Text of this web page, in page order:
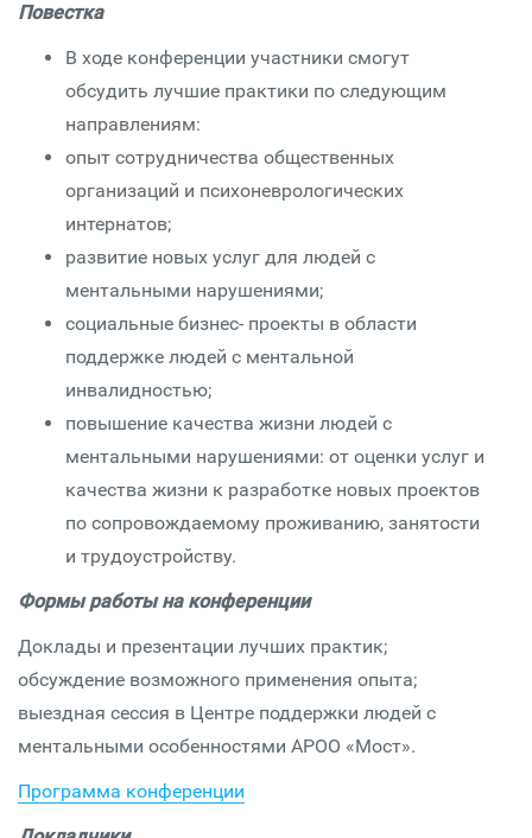
Повестка
В ходе конференции участники смогут
обсудить лучшие практики по следующим
направлениям:
опыт сотрудничества общественных
организаций и психоневрологических
интернатов;
развитие новых услуг для людей с
ментальными нарушениями;
социальные бизнес- проекты в области
поддержке людей с ментальной
инвалидностью;
повышение качества жизни людей с
ментальными нарушениями: от оценки услуг и
качества жизни к разработке новых проектов
по сопровождаемому проживанию, занятости
и трудоустройству.
Формы работы на конференции
Доклады и презентации лучших практик;
обсуждение возможного применения опыта;
выездная сессия в Центре поддержки людей с
ментальными особенностями АРОО «Мост».
Программа конференции